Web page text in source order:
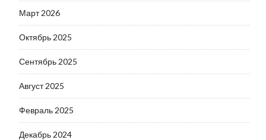
Март 2026
Октябрь 2025
Сентябрь 2025
Август 2025
Февраль 2025
Декабрь 2024